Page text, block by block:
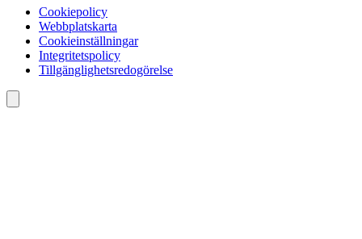
Cookiepolicy
Webbplatskarta
Cookieinställningar
Integritetspolicy
Tillgänglighetsredogörelse